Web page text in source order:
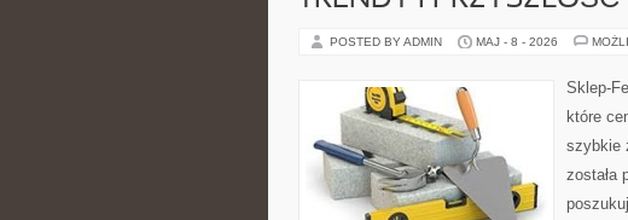
POSTED BY ADMIN MAJ - 8 - 2026
Sklep-
które
szybkie
została